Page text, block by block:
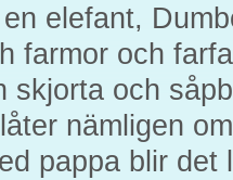
elefant,
farmor och
skjorta och
nämligen
pappa blir det